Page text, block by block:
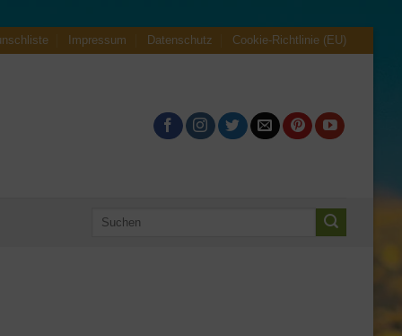
Impressum Datenschutz Cookie-Richtlinie (EU)
Suchen